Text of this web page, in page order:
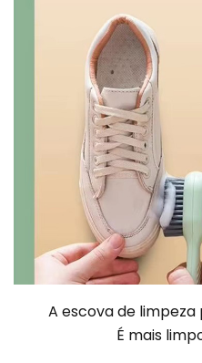
A escova de limpeza
É mais